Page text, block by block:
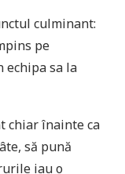
culminant:
pe
echipa sa la
chiar înainte ca
să pună
iau o